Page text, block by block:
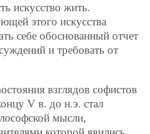
искусство жить.
этого искусства
себе обоснованный отчет
и требовать от
взглядов софистов
V в. до н.э. стал
мысли,